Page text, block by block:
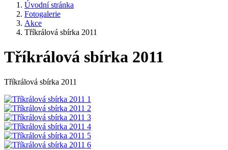
Úvodní stránka
Fotogalerie
Akce
Tříkrálová sbírka 2011
Tříkrálová sbírka 2011
Tříkrálová sbírka 2011